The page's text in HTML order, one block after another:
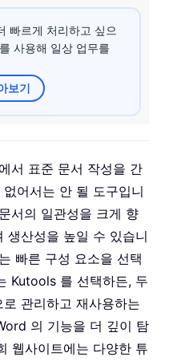
빠르게 처리하고 싶으
사용해 일상 업무를
보기
서 표준 문서 작성을 간
어서는 안 될 도구입니
서의 일관성을 크게 향
생산성을 높일 수 있습니
빠른 구성 요소을 선택
Kutools 를 선택하든, 두
관리하고 재사용하는
의 기능을 더 깊이 탐
웹사이트에는 다양한 튜